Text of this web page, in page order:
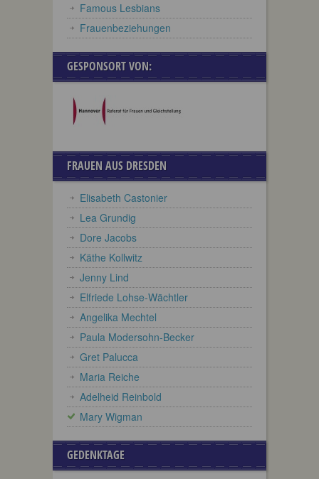
Famous Lesbians
Frauenbeziehungen
GESPONSORT VON:
FRAUEN AUS DRESDEN
Elisabeth Castonier
Lea Grundig
Dore Jacobs
Käthe Kollwitz
Jenny Lind
Elfriede Lohse-Wächtler
Angelika Mechtel
Paula Modersohn-Becker
Gret Palucca
Maria Reiche
Adelheid Reinbold
Mary Wigman
GEDENKTAGE